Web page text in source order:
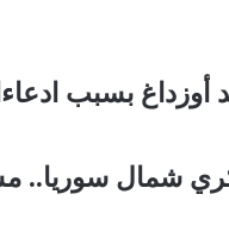
بسبب
شمال سوريا..